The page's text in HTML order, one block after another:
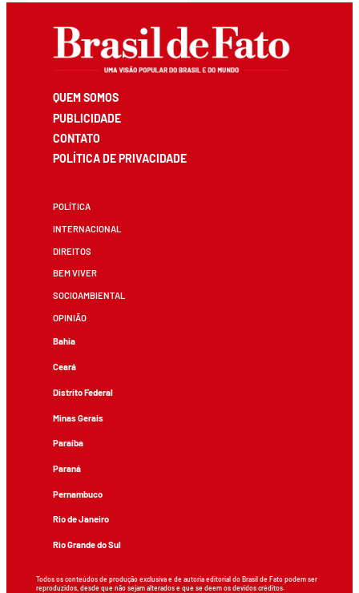
QUEM SOMOS
PUBLICIDADE
CONTATO
POLÍTICA DE PRIVACIDADE
POLÍTICA
INTERNACIONAL
DIREITOS
BEM VIVER
SOCIOAMBIENTAL
OPINIÃO
Bahia
Ceará
Distrito Federal
Minas Gerais
Paraíba
Paraná
Pernambuco
Rio de Janeiro
Rio Grande do Sul
Todos os conteúdos de produção exclusiva e de autoria editorial do Brasil de Fato podem ser
reproduzidos, desde que não sejam alterados e que se deem os devidos créditos.